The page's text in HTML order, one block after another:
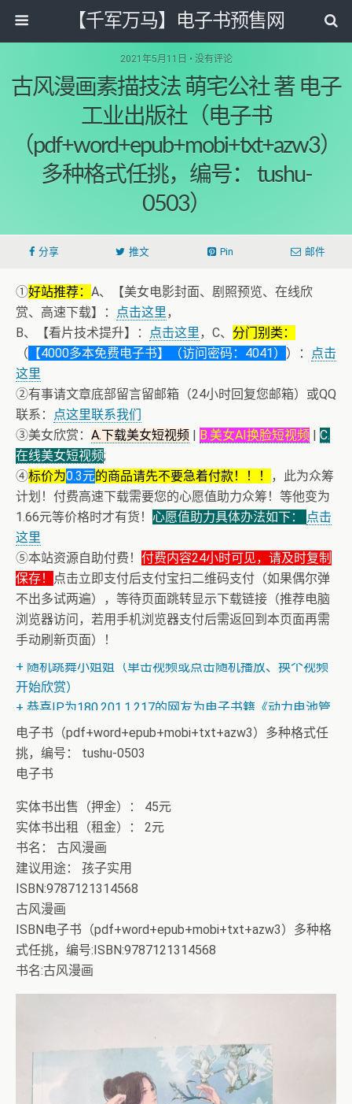
【千军万马】电子书预售网
2021年5月11日 • 没有评论
古风漫画素描技法 萌宅公社 著 电子
工业出版社（电子书
（pdf+word+epub+mobi+txt+azw3）
多种格式任挑，编号： tushu-
0503）
分享 推文 Pin 邮件
①好站推荐： A、【美女电影封面、剧照预览、在线欣
赏、高速下载】：
点击这里，
B、【看片技术提升】：
点击这里，C、 分门别类：
（ 【4000多本免费电子书】（访问密码：4041） ）：
点击
这里
②有事请文章底部留言留邮箱（24小时回复您邮箱）或QQ
联系：
点这里联系我们
③美女欣赏： A.下载美女短视频 | B.美女AI换脸短视频 | C.
在线美女短视频;
④标价为0.3元的商品请先不要急着付款！！！
，此为众筹
计划！付费高速下载需要您的心愿值助力众筹！等他变为
1.66元等价格时才有货！ 心愿值助力具体办法如下：
点击
这里
⑤本站资源自助付费！ 付费内容24小时可见，请及时复制
保存！
点击立即支付后支付宝扫二维码支付（如果偶尔弹
不出多试两遍），等待页面跳转显示下载链接（推荐电脑
浏览器访问，若用手机浏览器支付后需返回到本页面再需
手动刷新页面）！
+ 恭喜IP为180.201.1.217的网友为电子书籍《动力电池管
理系统核心算法》众筹一次！
+ 随机跳舞小姐姐（单击视频或点击随机播放、换个视频
开始欣赏）
+ 恭喜IP为180.201.1.217的网友为电子书籍《动力电池管
理系统核心算法》众筹一次！
电子书（pdf+word+epub+mobi+txt+azw3）多种格式任
挑，编号： tushu-0503
电子书
实体书出售（押金）： 45元
实体书出租（租金）： 2元
书名： 古风漫画
建议用途： 孩子实用
ISBN:9787121314568
古风漫画
ISBN电子书（pdf+word+epub+mobi+txt+azw3）多种格
式任挑，编号:ISBN:9787121314568
书名:古风漫画